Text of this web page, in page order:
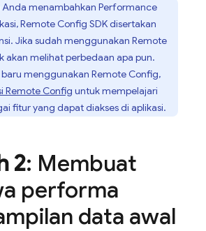
Anda menambahkan Performance
Remote Config SDK disertakan
Jika sudah menggunakan Remote
akan melihat perbedaan apa pun.
menggunakan Remote Config,
Remote Config untuk mempelajari
fitur yang dapat diakses di aplikasi.
2: Membuat
performa
data awal